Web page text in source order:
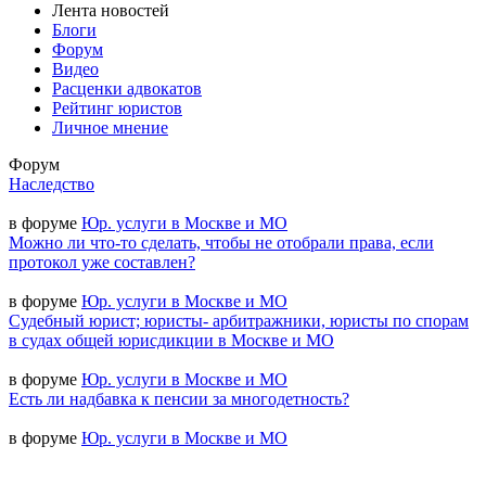
Лента новостей
Блоги
Форум
Видео
Расценки адвокатов
Рейтинг юристов
Личное мнение
Форум
Наследство
в форуме Юр. услуги в Москве и МО
Можно ли что-то сделать, чтобы не отобрали права, если
протокол уже составлен?
в форуме Юр. услуги в Москве и МО
Судебный юрист; юристы- арбитражники, юристы по спорам
в судах общей юрисдикции в Москве и МО
в форуме Юр. услуги в Москве и МО
Есть ли надбавка к пенсии за многодетность?
в форуме Юр. услуги в Москве и МО